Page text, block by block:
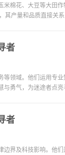
棉花、大豆等大田
产量和品质直接关
者
领域。他们运用专
勇气，为迷途者点亮
者
界及科技影响。他